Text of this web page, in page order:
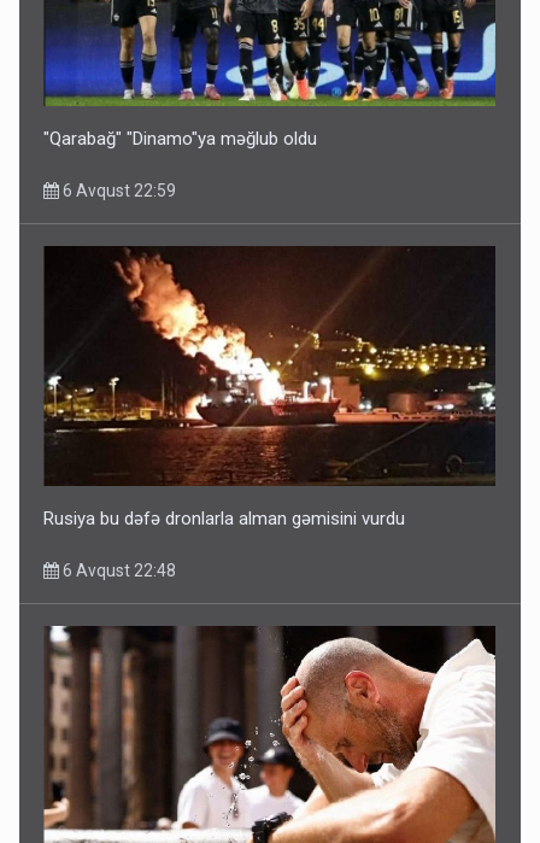
"Qarabağ" "Dinamo"ya məğlub oldu
6 Avqust 22:59
Rusiya bu dəfə dronlarla alman gəmisini vurdu
6 Avqust 22:48